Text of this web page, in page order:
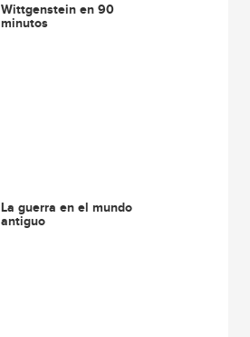
Wittgenstein en 90
minutos
La guerra en el mundo
antiguo